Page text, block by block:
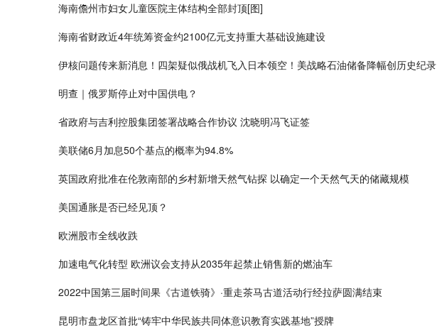
海南儋州市妇女儿童医院主体结构全部封顶[图]
海南省财政近4年统筹资金约2100亿元支持重大基础设施建设
伊核问题传来新消息！四架疑似俄战机飞入日本领空！美战略石油储备降幅创历史纪录
明查｜俄罗斯停止对中国供电？
省政府与吉利控股集团签署战略合作协议 沈晓明冯飞证签
美联储6月加息50个基点的概率为94.8%
英国政府批准在伦敦南部的乡村新增天然气钻探 以确定一个天然气天的储藏规模
美国通胀是否已经见顶？
欧洲股市全线收跌
加速电气化转型 欧洲议会支持从2035年起禁止销售新的燃油车
2022中国第三届时间果《古道铁骑》·重走茶马古道活动行经拉萨圆满结束
昆明市盘龙区首批“铸牢中华民族共同体意识教育实践基地”授牌